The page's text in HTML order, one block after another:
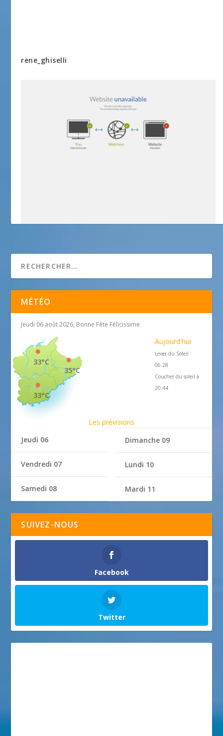
rene_ghiselli
MÉTÉO
Jeudi 06 août 2026, Bonne Fête Félicissime
35°C
33°C
33°C
Aujourd'hui
Lever du Soleil
06:28
Coucher du soleil à
20:44
Les prévisions
Jeudi 06
Vendredi 07
Samedi 08
Dimanche 09
Lundi 10
Mardi 11
SUIVEZ-NOUS
Facebook
Twitter